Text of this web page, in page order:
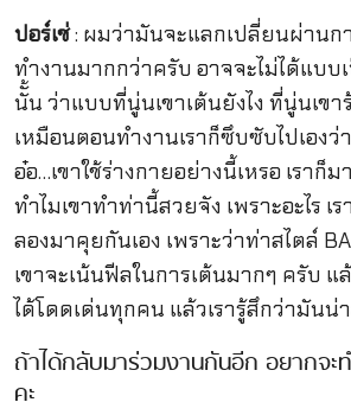
ปอร์เช่: ผมว่ามันจะแลกเปลี่ยนผ่านก
ทำงานมากกว่าครับ อาจจะไม่ได้แบบ
นัั้น ว่าแบบที่นู่นเขาเต้นยังไง ที่นู่นเขา
เหมือนตอนทำงานเราก็ซึบซับไปเองว่
อ๋อ…เขาใช้ร่างกายอย่างนี้เหรอ เราก็
ทำไมเขาทำท่านี้สวยจัง เพราะอะไร เ
ลองมาคุยกันเอง เพราะว่าท่าสไตล์
เขาจะเน้นฟีลในการเต้นมากๆ ครับ แ
ได้โดดเด่นทุกคน แล้วเรารู้สึกว่ามันน่
ถ้าได้กลับมาร่วมงานกันอีก อยากจะ
คะ